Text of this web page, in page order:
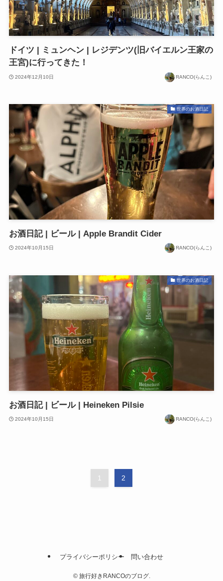
ドイツ | ミュンヘン | レジデンツ(旧バイエルン王家の
王宮)に行ってきた！
2024年12月10日 RANCO(らんこ)
世界のお酒日記
お酒日記 | ビール | Apple Brandit Cider
2024年10月15日 RANCO(らんこ)
世界のお酒日記
お酒日記 | ビール | Heineken Pilsie
2024年10月15日 RANCO(らんこ)
1 2
プライバシーポリシー 問い合わせ
©旅行好きRANCOのブログ.